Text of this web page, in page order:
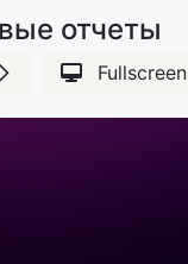
отчеты
Fullscreen